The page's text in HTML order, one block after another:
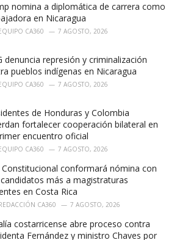
nomina a diplomática de carrera como
en Nicaragua
CA360 7 AGOSTO, 2026
denuncia represión y criminalización
pueblos indígenas en Nicaragua
CA360 7 AGOSTO, 2026
de Honduras y Colombia
fortalecer cooperación bilateral en
encuentro oficial
CA360 7 AGOSTO, 2026
Constitucional conformará nómina con
más a magistraturas
en Costa Rica
CA360 7 AGOSTO, 2026
costarricense abre proceso contra
Fernández y ministro Chaves por